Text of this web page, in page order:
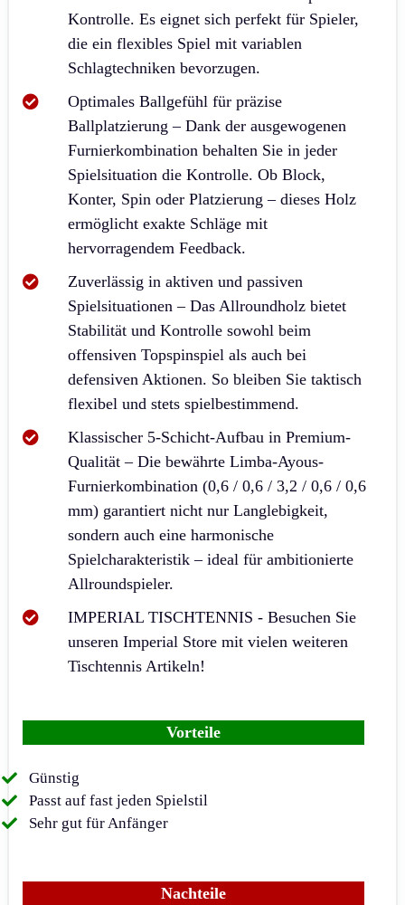
Kontrolle. Es eignet sich perfekt für Spieler,
die ein flexibles Spiel mit variablen
Schlagtechniken bevorzugen.
Optimales Ballgefühl für präzise
Ballplatzierung – Dank der ausgewogenen
Furnierkombination behalten Sie in jeder
Spielsituation die Kontrolle. Ob Block,
Konter, Spin oder Platzierung – dieses Holz
ermöglicht exakte Schläge mit
hervorragendem Feedback.
Zuverlässig in aktiven und passiven
Spielsituationen – Das Allroundholz bietet
Stabilität und Kontrolle sowohl beim
offensiven Topspinspiel als auch bei
defensiven Aktionen. So bleiben Sie taktisch
flexibel und stets spielbestimmend.
Klassischer 5-Schicht-Aufbau in Premium-
Qualität – Die bewährte Limba-Ayous-
Furnierkombination (0,6 / 0,6 / 3,2 / 0,6 / 0,6
mm) garantiert nicht nur Langlebigkeit,
sondern auch eine harmonische
Spielcharakteristik – ideal für ambitionierte
Allroundspieler.
IMPERIAL TISCHTENNIS - Besuchen Sie
unseren Imperial Store mit vielen weiteren
Tischtennis Artikeln!
Vorteile
Günstig
Passt auf fast jeden Spielstil
Sehr gut für Anfänger
Nachteile